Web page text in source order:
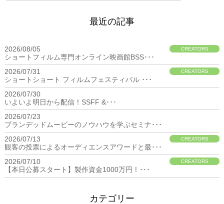
最近の記事
2026/08/05 CREATORS
ショートフィルム専門オンライン映画館BSS･･･
2026/07/31
CREATORS
ショートショート フィルムフェスティバル ･･･
2026/07/30
いよいよ明日から配信！SSFF &･･･
2026/07/23
ブランデッドムービーのノウハウを学ぶセミナ･･･
2026/07/13
CREATORS
観客の投票によるオーディエンスアワードと最･･･
2026/07/10
CREATORS
【本日公募スタート】製作資金1000万円！･･･
カテゴリー